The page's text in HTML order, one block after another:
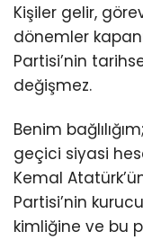
Kişiler gelir,
dönemler
Partisi’nin
değişmez.
Benim
geçici siyasi
Kemal
Partisi’nin
kimliğine ve bu